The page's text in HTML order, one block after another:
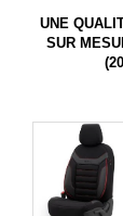
UNE
SUR